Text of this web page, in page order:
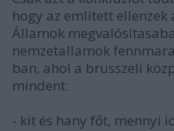
hogy az említett ellenzek
Államok
nemzetallamok
ban, ahol a brüsszeli
mindent:
- kit és hany főt, mennyi